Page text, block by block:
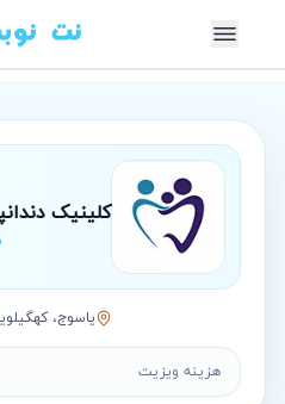
کلینیک
ياسوج،
هزینه ویزیت